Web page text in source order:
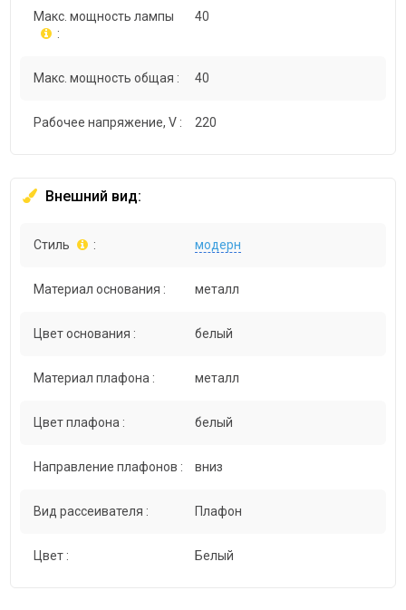
Макс. мощность лампы
:
40
Макс. мощность общая : 40
Рабочее напряжение, V : 220
Внешний вид:
Стиль : модерн
Материал основания : металл
Цвет основания : белый
Материал плафона : металл
Цвет плафона : белый
Направление плафонов : вниз
Вид рассеивателя : Плафон
Цвет : Белый